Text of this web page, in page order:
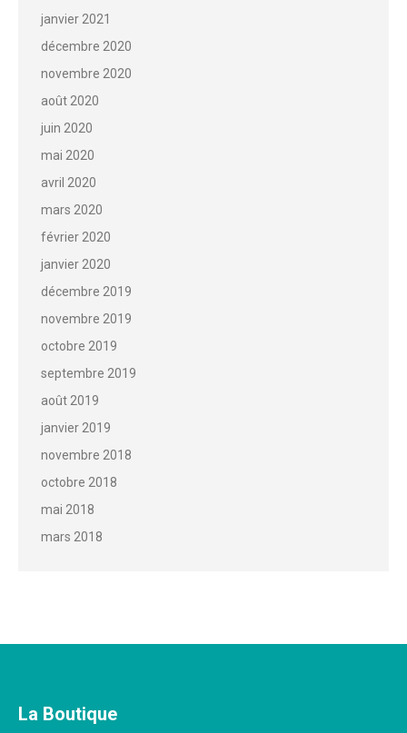
janvier 2021
décembre 2020
novembre 2020
août 2020
juin 2020
mai 2020
avril 2020
mars 2020
février 2020
janvier 2020
décembre 2019
novembre 2019
octobre 2019
septembre 2019
août 2019
janvier 2019
novembre 2018
octobre 2018
mai 2018
mars 2018
La Boutique